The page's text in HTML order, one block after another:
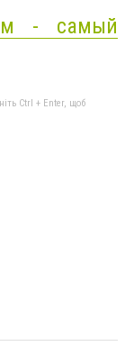
- самый
Ctrl + Enter, щоб